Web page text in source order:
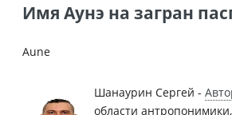
Имя Аунэ на загран
Aune
Шанаурин Сергей -
области антропонимики,